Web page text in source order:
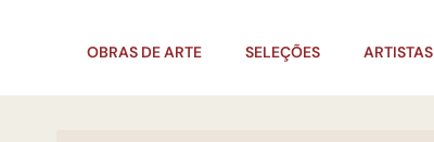
OBRAS DE ARTE SELEÇÕES ARTISTAS